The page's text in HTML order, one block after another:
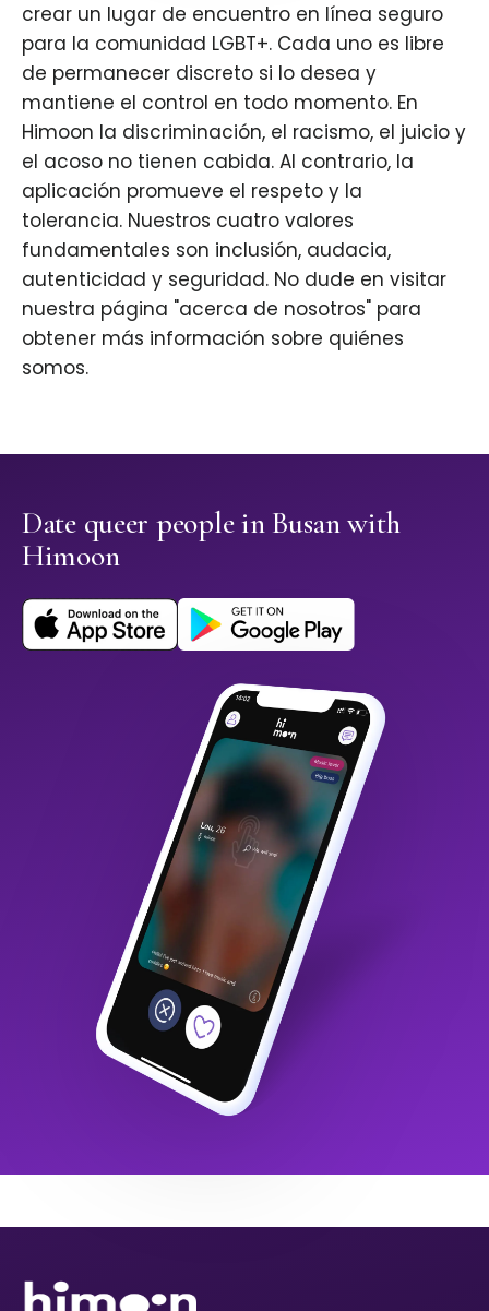
crear un lugar de encuentro en línea seguro
para la comunidad LGBT+. Cada uno es libre
de permanecer discreto si lo desea y
mantiene el control en todo momento. En
Himoon la discriminación, el racismo, el juicio y
el acoso no tienen cabida. Al contrario, la
aplicación promueve el respeto y la
tolerancia. Nuestros cuatro valores
fundamentales son inclusión, audacia,
autenticidad y seguridad. No dude en visitar
nuestra página "acerca de nosotros" para
obtener más información sobre quiénes
somos.
Date queer people in Busan with
Himoon